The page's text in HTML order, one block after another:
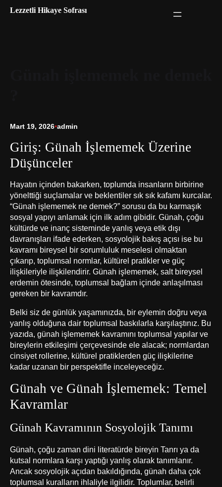
Lezzetli Hikaye Sofrası
Mart 19, 2026•admin
Giriş: Günah İşlememek Üzerine
Düşünceler
Hayatın içinden bakarken, toplumda insanların birbirine
yönelttiği suçlamalar ve beklentiler sık sık kafamı kurcalar.
“Günah işlememek ne demek?” sorusu da bu karmaşık
sosyal yapıyı anlamak için ilk adım gibidir. Günah, çoğu
kültürde ve inanç sisteminde yanlış veya etik dışı
davranışları ifade ederken, sosyolojik bakış açısı ise bu
kavramı bireysel bir sorumluluk meselesi olmaktan
çıkarıp, toplumsal normlar, kültürel pratikler ve güç
ilişkileriyle ilişkilendirir. Günah işlememek, salt bireysel
erdemin ötesinde, toplumsal bağlam içinde anlaşılması
gereken bir kavramdır.
Belki siz de günlük yaşamınızda, bir eylemin doğru veya
yanlış olduğuna dair toplumsal baskılarla karşılaştınız. Bu
yazıda, günah işlememek kavramını toplumsal yapılar ve
bireylerin etkileşimi çerçevesinde ele alacak; normlardan
cinsiyet rollerine, kültürel pratiklerden güç ilişkilerine
kadar uzanan bir perspektifle inceleyeceğiz.
Günah ve Günah İşlememek: Temel
Kavramlar
Günah Kavramının Sosyolojik Tanımı
Günah, çoğu zaman dini literatürde bireyin Tanrı ya da
kutsal normlara karşı yaptığı yanlış olarak tanımlanır.
Ancak sosyolojik açıdan bakıldığında, günah daha çok
toplumsal kuralların ihlaliyle ilgilidir. Toplumlar, belirli